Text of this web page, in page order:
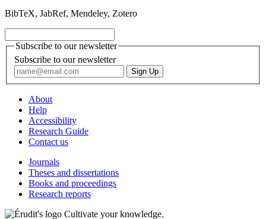
BibTeX, JabRef, Mendeley, Zotero
Subscribe to our newsletter
Subscribe to our newsletter
About
Help
Accessibility
Research Guide
Contact us
Journals
Theses and dissertations
Books and proceedings
Research reports
Cultivate your knowledge.